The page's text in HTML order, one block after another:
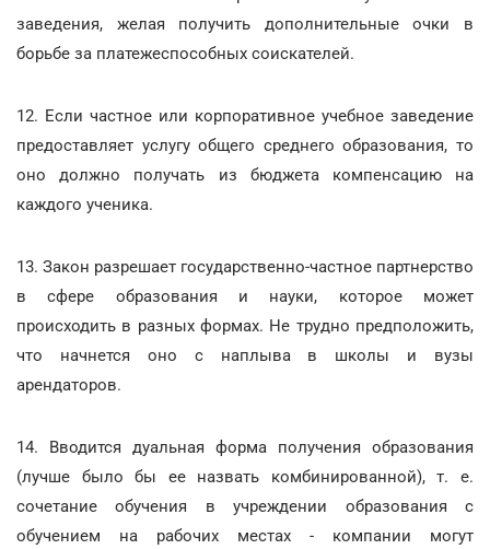
заведения, желая получить дополнительные очки в
борьбе за платежеспособных соискателей.
12. Если частное или корпоративное учебное заведение
предоставляет услугу общего среднего образования, то
оно должно получать из бюджета компенсацию на
каждого ученика.
13. Закон разрешает государственно-частное партнерство
в сфере образования и науки, которое может
происходить в разных формах. Не трудно предположить,
что начнется оно с наплыва в школы и вузы
арендаторов.
14. Вводится дуальная форма получения образования
(лучше было бы ее назвать комбинированной), т. е.
сочетание обучения в учреждении образования с
обучением на рабочих местах - компании могут